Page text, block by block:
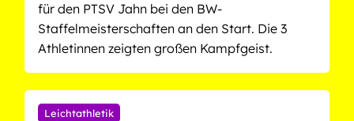
für den PTSV Jahn bei den BW-
Staffelmeisterschaften an den Start. Die 3
Athletinnen zeigten großen Kampfgeist.
Leichtathletik